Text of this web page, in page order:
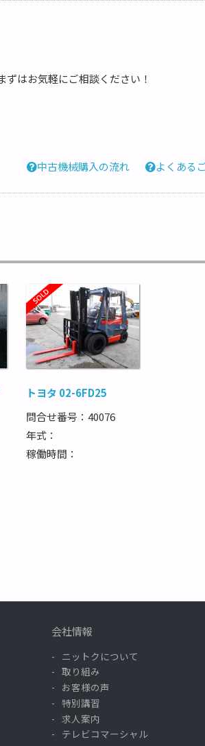
はお気軽にご相談ください！
中古機械購入の流れ よくある
トヨタ 02-6FD25
問合せ番号：40076
年式：
稼働時間：
会社情報
ニットクについて
取り組み
お客様の声
特別講習
求人案内
テレビコマーシャル